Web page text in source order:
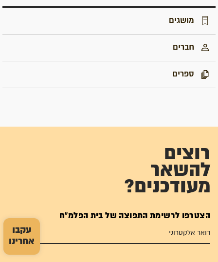
עקבו
אחרינו
מושגים
חברים
ספרים
רוצים
להשאר
מעודכנים?
הצטרפו לרשימת התפוצה של בית הפלמ"ח